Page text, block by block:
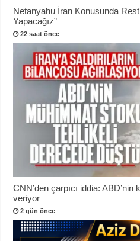
Netanyahu İran Konusunda
Yapacağız”
22 saat önce
CNN’den çarpıcı iddia:
veriyor
2 gün önce